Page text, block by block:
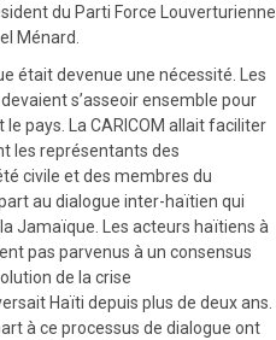
du Parti Force Louverturienne
Ménard.
était devenue une nécessité. Les
s’asseoir ensemble pour
pays. La CARICOM allait faciliter
les représentants des
civile et des membres du
au dialogue inter-haïtien qui
Jamaïque. Les acteurs haïtiens à
pas parvenus à un consensus
de la crise
Haïti depuis plus de deux ans.
à ce processus de dialogue ont